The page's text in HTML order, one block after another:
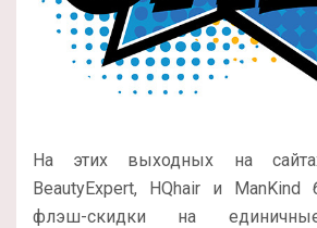
На этих выходных на
BeautyExpert, HQhair и ManKind
флэш-скидки на